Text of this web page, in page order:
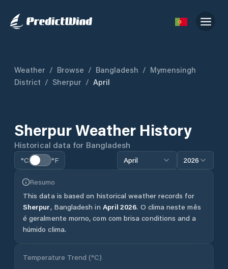
Weather / Browse / Bangladesh / Mymensingh
District / Sherpur / April
SherpurWeather History
Historical data for Bangladesh
°C °F April 2026
Resumo
This data is based on historical weather records for
Sherpur, Bangladesh in April 2026. O clima neste mês
é geralmente morno, com com brisa conditions and a
húmido clima.
Temperature Trend (°C)